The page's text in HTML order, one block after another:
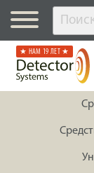
★ НАМ 19 ЛЕТ ★